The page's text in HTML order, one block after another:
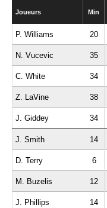
Joueurs Min
P. Williams 20
N. Vucevic 35
C. White 34
Z. LaVine 38
J. Giddey 34
J. Smith 14
D. Terry 6
M. Buzelis 12
J. Phillips 14